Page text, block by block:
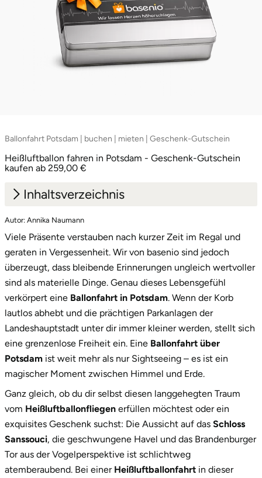
Ballonfahrt Potsdam | buchen | mieten | Geschenk-Gutschein
Heißluftballon fahren in Potsdam - Geschenk-Gutschein
kaufen ab 259,00 €
Inhaltsverzeichnis
1. Die Schlösserstadt aus der Luft bewundern
2. Wähle dein passendes Korb-Arrangement
2.1 Klassische Gruppenfahrt
2.2 Romantikfahrt für Paare
Komfort- & Panoramakorb
3. Wichtige Fakten für dein Luftabenteuer
4. Starte jetzt dein Potsdamer Ballon-Erlebnis
Autor: Annika Naumann
Viele Präsente verstauben nach kurzer Zeit im Regal und
geraten in Vergessenheit. Wir von basenio sind jedoch
überzeugt, dass bleibende Erinnerungen ungleich wertvoller
sind als materielle Dinge. Genau dieses Lebensgefühl
verkörpert eine Ballonfahrt in Potsdam. Wenn der Korb
lautlos abhebt und die prächtigen Parkanlagen der
Landeshauptstadt unter dir immer kleiner werden, stellt sich
eine grenzenlose Freiheit ein. Eine Ballonfahrt über
Potsdam ist weit mehr als nur Sightseeing – es ist ein
magischer Moment zwischen Himmel und Erde.
Ganz gleich, ob du dir selbst diesen langgehegten Traum
vom Heißluftballonfliegen erfüllen möchtest oder ein
exquisites Geschenk suchst: Die Aussicht auf das Schloss
Sanssouci, die geschwungene Havel und das Brandenburger
Tor aus der Vogelperspektive ist schlichtweg
atemberaubend. Bei einer Heißluftballonfahrt in dieser